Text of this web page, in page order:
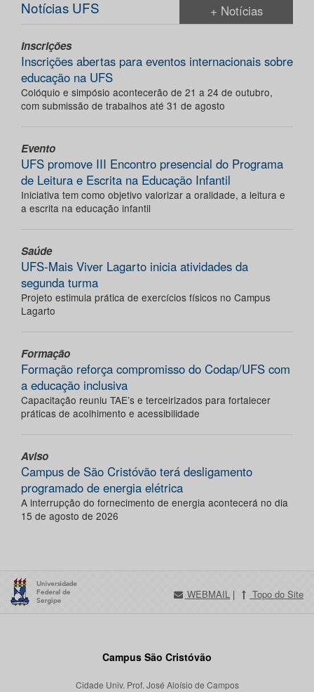
Notícias UFS + Notícias
Inscrições
Inscrições abertas para eventos internacionais sobre
educação na UFS
Colóquio e simpósio acontecerão de 21 a 24 de outubro,
com submissão de trabalhos até 31 de agosto
Evento
UFS promove III Encontro presencial do Programa
de Leitura e Escrita na Educação Infantil
Iniciativa tem como objetivo valorizar a oralidade, a leitura e
a escrita na educação infantil
Saúde
UFS-Mais Viver Lagarto inicia atividades da
segunda turma
Projeto estimula prática de exercícios físicos no Campus
Lagarto
Formação
Formação reforça compromisso do Codap/UFS com
a educação inclusiva
Capacitação reuniu TAE’s e terceirizados para fortalecer
práticas de acolhimento e acessibilidade
Aviso
Campus de São Cristóvão terá desligamento
programado de energia elétrica
A interrupção do fornecimento de energia acontecerá no dia
15 de agosto de 2026
WEBMAIL | Topo do Site
Campus São Cristóvão
Cidade Univ. Prof. José Aloísio de Campos